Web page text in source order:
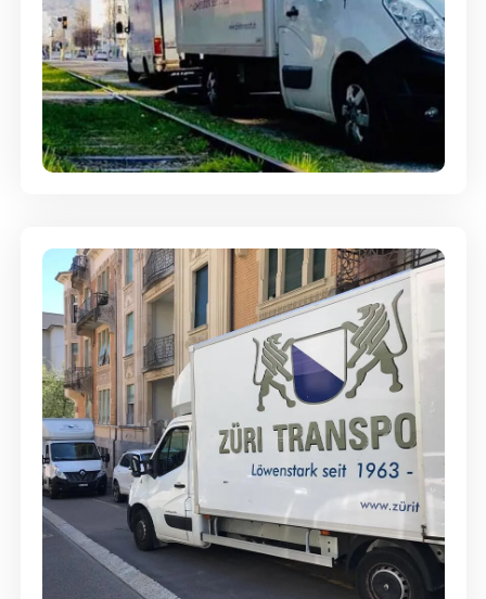
Ein- und Auspackservice
Günstige Umzüge - Hervorragender